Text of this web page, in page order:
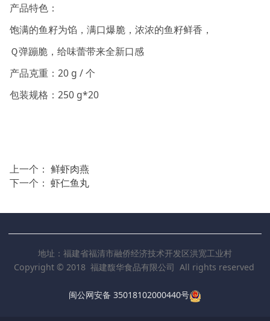
产品特色：
饱满的鱼籽为馅，满口爆脆，浓浓的鱼籽鲜香，
Ｑ弹蹦脆，给味蕾带来全新口感
产品克重：20 g / 个
包装规格：250 g*20
上一个： 鲜虾肉燕
下一个： 虾仁鱼丸
地址：福建省福清市融侨经济技术开发区洪宽工业村
Copyright © 2018 福建馥华食品有限公司 All rights reserved
闽公网安备 35018102000440号